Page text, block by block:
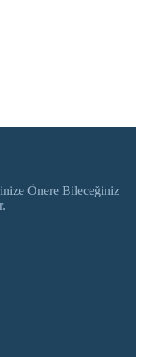
Önere Bileceğiniz